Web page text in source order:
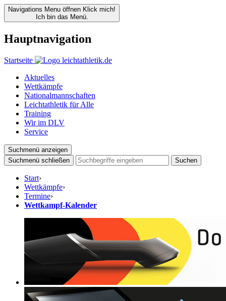
Navigations Menu öffnen Klick mich!
Ich bin das Menü.
Hauptnavigation
Startseite
Aktuelles
Wettkämpfe
Nationalmannschaften
Leichtathletik für Alle
Training
Wir im DLV
Service
Suchmenü anzeigen
Suchmenü schließen
Suchen
Start›
Wettkämpfe›
Termine›
Wettkampf-Kalender